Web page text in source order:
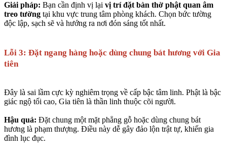
Giải pháp: Bạn cần định vị lại vị trí đặt bàn thờ phật quan âm
treo tường tại khu vực trung tâm phòng khách. Chọn bức tường
độc lập, sạch sẽ và hướng ra nơi đón sáng tốt nhất.
Lỗi 3: Đặt ngang hàng hoặc dùng chung bát hương với Gia
tiên
Đây là sai lầm cực kỳ nghiêm trọng về cấp bậc tâm linh. Phật là bậc
giác ngộ tối cao, Gia tiên là thần linh thuộc cõi người.
Hậu quả: Đặt chung một mặt phẳng gỗ hoặc dùng chung bát
hương là phạm thượng. Điều này dễ gây đảo lộn trật tự, khiến gia
đình lục đục.